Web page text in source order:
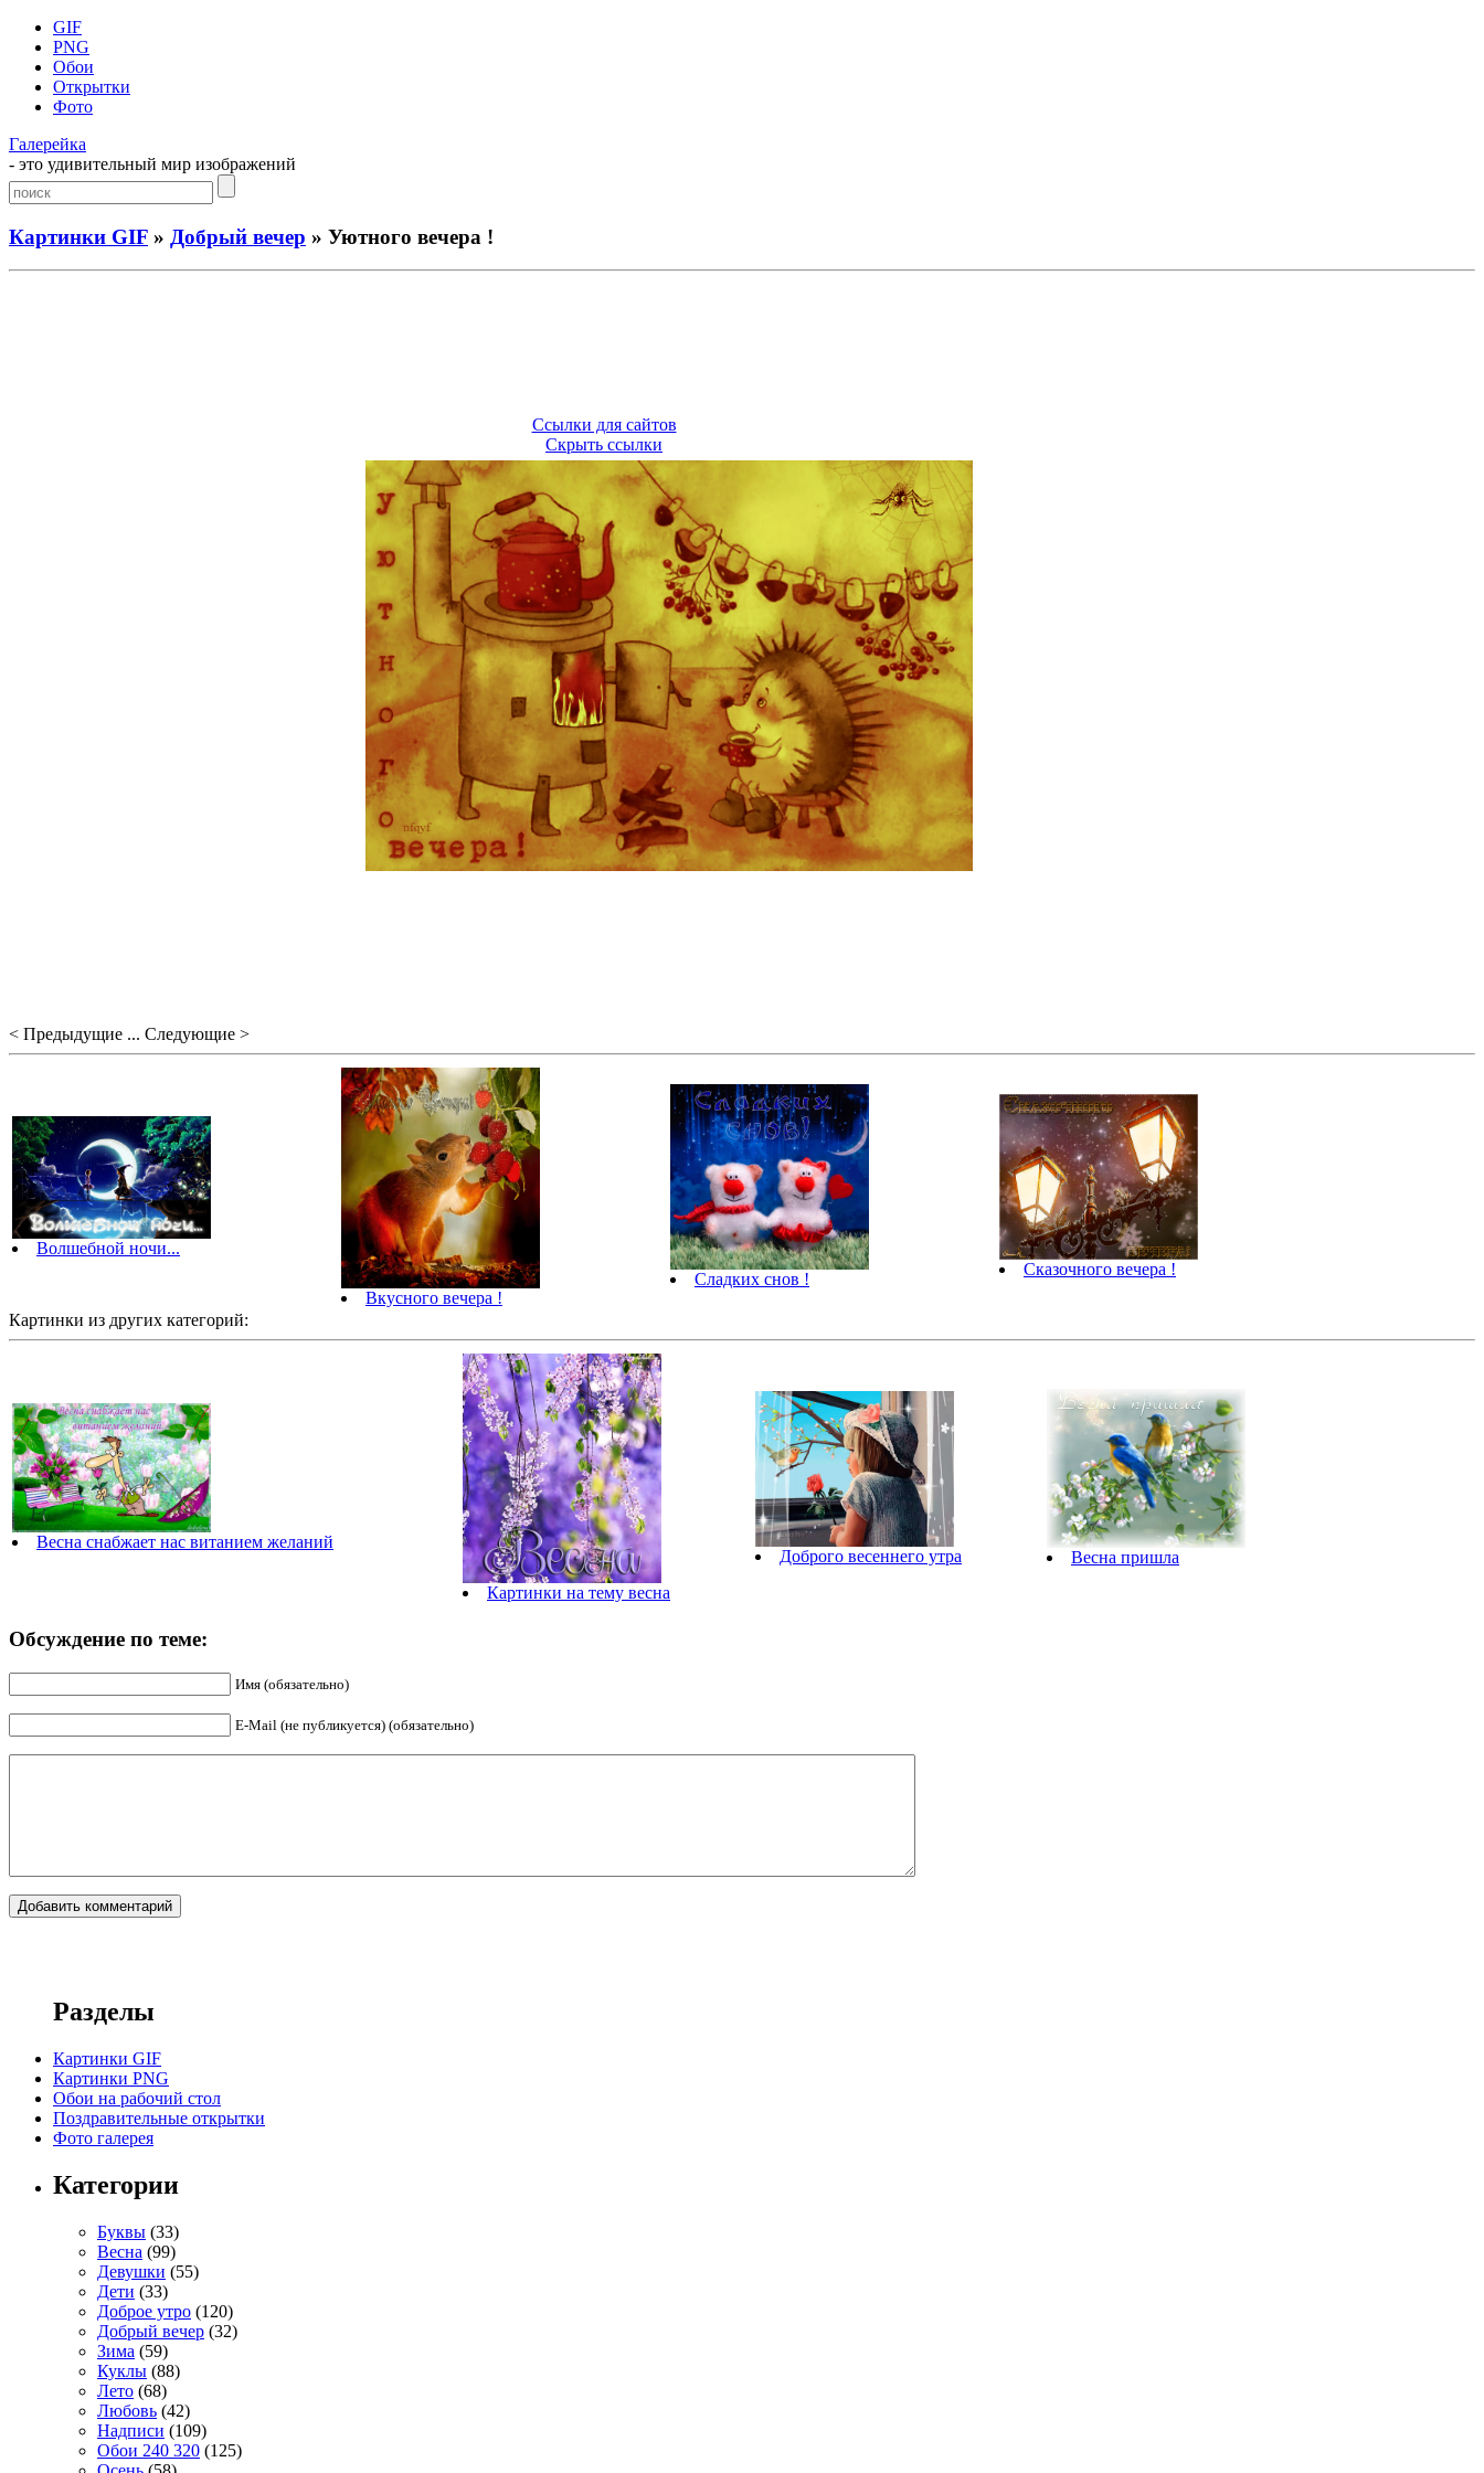
GIF
PNG
Обои
Открытки
Фото
Галерейка
- это удивительный мир изображений
Картинки GIF » Добрый вечер » Уютного вечера !
Ссылки для сайтов
Скрыть ссылки
< Предыдущие ... Следующие >
Волшебной ночи...
Вкусного вечера !
Сладких снов !
Сказочного вечера !
Картинки из других категорий:
Весна снабжает нас витанием желаний
Картинки на тему весна
Доброго весеннего утра Весна пришла
Обсуждение по теме:
Имя (обязательно)
E-Mail (не публикуется) (обязательно)
Разделы
Картинки GIF
Картинки PNG
Обои на рабочий стол
Поздравительные открытки
Фото галерея
Категории
Буквы (33)
Весна (99)
Девушки (55)
Дети (33)
Доброе утро (120)
Добрый вечер (32)
Зима (59)
Куклы (88)
Лето (68)
Любовь (42)
Надписи (109)
Обои 240 320 (125)